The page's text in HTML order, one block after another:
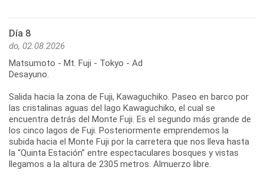
Día 8
do, 02.08.2026
Matsumoto - Mt. Fuji - Tokyo - Ad
Desayuno.
Salida hacia la zona de Fuji, Kawaguchiko. Paseo en barco por
las cristalinas aguas del lago Kawaguchiko, el cual se
encuentra detrás del Monte Fuji. Es el segundo más grande de
los cinco lagos de Fuji. Posteriormente emprendemos la
subida hacia el Monte Fuji por la carretera que nos lleva hasta
la “Quinta Estación” entre espectaculares bosques y vistas
llegamos a la altura de 2305 metros. Almuerzo libre.